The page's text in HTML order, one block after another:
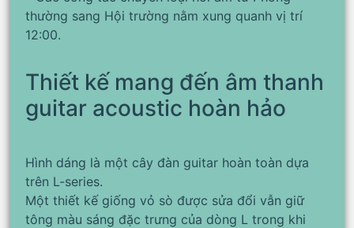
thường sang Hội trường nằm xung quanh vị trí
12:00.
Thiết kế mang đến âm thanh
guitar acoustic hoàn hảo
Hình dáng là một cây đàn guitar hoàn toàn dựa
trên L-series.
Một thiết kế giống vỏ sò được sửa đổi vẫn giữ
tông màu sáng đặc trưng của dòng L trong khi